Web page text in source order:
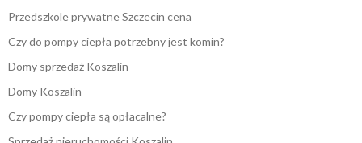
Przedszkole prywatne Szczecin cena
Czy do pompy ciepła potrzebny jest komin?
Domy sprzedaż Koszalin
Domy Koszalin
Czy pompy ciepła są opłacalne?